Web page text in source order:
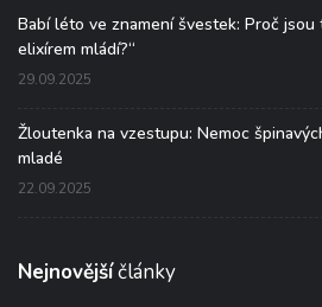
Babí léto ve znamení švestek: Proč
elixírem mládí?“
29.09.2025
Žloutenka na vzestupu: Nemoc
mladé
22.09.2025
Nejnovějšíčlánky